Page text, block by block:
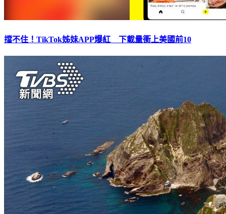
擋不住！TikTok姊妹APP爆紅 下載量衝上美國前10